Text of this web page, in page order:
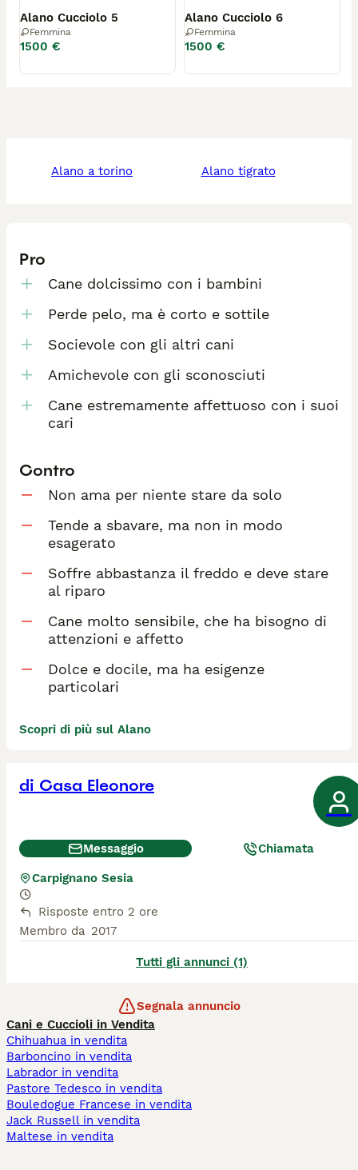
Alano Cucciolo 5
Femmina
1500 €
Alano Cucciolo 6
Femmina
1500 €
alano a torino alano tigrato
Pro
Cane dolcissimo con i bambini
Perde pelo, ma è corto e sottile
Socievole con gli altri cani
Amichevole con gli sconosciuti
Cane estremamente affettuoso con i suoi
cari
Contro
Non ama per niente stare da solo
Tende a sbavare, ma non in modo
esagerato
Soffre abbastanza il freddo e deve stare
al riparo
Cane molto sensibile, che ha bisogno di
attenzioni e affetto
Dolce e docile, ma ha esigenze
particolari
Scopri di più sul Alano
di Casa Eleonore
Messaggio Chiamata
Carpignano Sesia
Risposte entro 2 ore
Membro da 2017
Tutti gli annunci (1)
Segnala annuncio
Cani e Cuccioli in Vendita
Chihuahua in vendita
Barboncino in vendita
Labrador in vendita
Pastore Tedesco in vendita
Bouledogue Francese in vendita
Jack Russell in vendita
Maltese in vendita